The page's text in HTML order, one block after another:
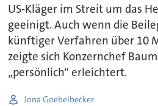
US-Kläger im Streit um das
geeinigt. Auch wenn die
künftiger Verfahren über 10
zeigte sich Konzernchef
„persönlich“ erleichtert.
Jona Goebelbecker